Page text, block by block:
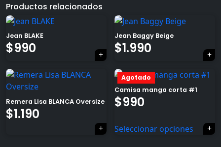
Productos relacionados
Jean BLAKE
El
precio
original
era:
$1.990.
$990
actual
es:
$990.
Jean Baggy Beige
$1.990
Remera Lisa BLANCA Oversize
$1.190
Agotado
Camisa manga corta #1
El
original
$990
actual
Seleccionar opciones
Agregá un producto y aparecerá acá
automáticamente.